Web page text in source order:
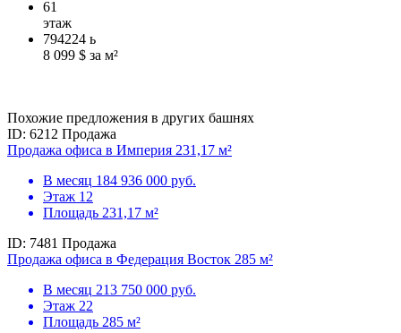
61
этаж
794224 ь
8 099 $ за м²
Похожие предложения в других башнях
ID: 6212 Продажа
Продажа офиса в Империя 231,17 м²
В месяц 184 936 000 руб.
Этаж 12
Площадь 231,17 м²
ID: 7481 Продажа
Продажа офиса в Федерация Восток 285 м²
В месяц 213 750 000 руб.
Этаж 22
Площадь 285 м²